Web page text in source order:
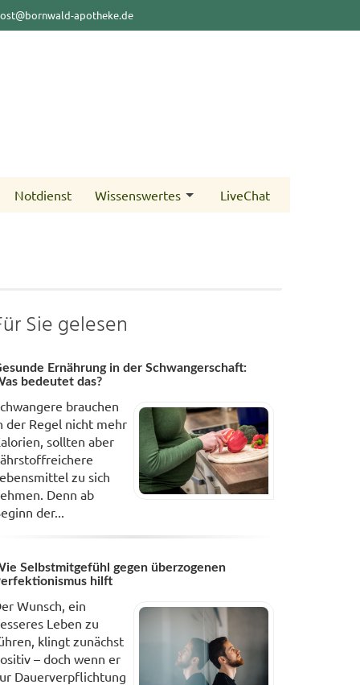
apotheke.de
Notdienst Wissenswertes LiveChat
Sie gelesen
Ernährung in der Schwangerschaft:
bedeutet das?
brauchen
der Regel nicht mehr
sollten aber
zu sich
Denn ab
der...
Selbstmitgefühl gegen überzogenen
hilft
Wunsch, ein
Leben zu
klingt zunächst
– doch wenn er
Dauerverpflichtung